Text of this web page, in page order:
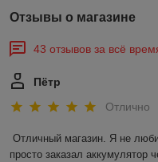
Отзывы о магазине
43 отзывов за всё
Пётр
Отлично
Отличный магазин. Я не
просто заказал аккумулятор